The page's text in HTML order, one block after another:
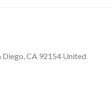
Diego, CA 92154 United